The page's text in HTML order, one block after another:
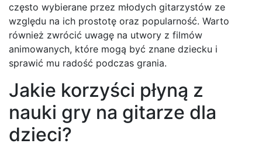
często wybierane przez młodych gitarzystów ze
względu na ich prostotę oraz popularność. Warto
również zwrócić uwagę na utwory z filmów
animowanych, które mogą być znane dziecku i
sprawić mu radość podczas grania.
Jakie korzyści płyną z
nauki gry na gitarze dla
dzieci?